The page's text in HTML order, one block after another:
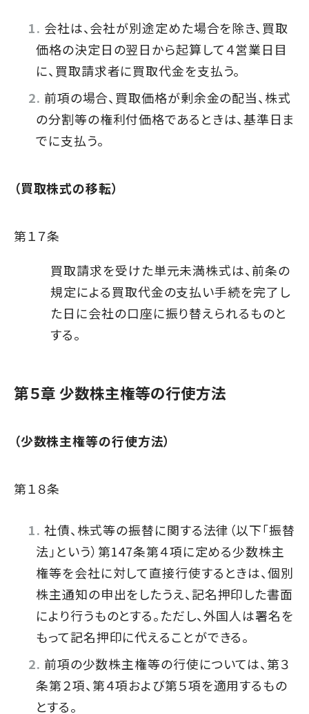
会社は、会社が別途定めた場合を除き、買取
価格の決定日の翌日から起算して４営業日目
に、買取請求者に買取代金を支払う。
前項の場合、買取価格が剰余金の配当、株式
の分割等の権利付価格であるときは、基準日ま
でに支払う。
（買取株式の移転）
第１７条
買取請求を受けた単元未満株式は、前条の
規定による買取代金の支払い手続を完了し
た日に会社の口座に振り替えられるものと
する。
第５章 少数株主権等の行使方法
（少数株主権等の行使方法）
第１８条
社債、株式等の振替に関する法律（以下｢振替
法｣という）第147条第４項に定める少数株主
権等を会社に対して直接行使するときは、個別
株主通知の申出をしたうえ、記名押印した書面
により行うものとする。ただし、外国人は署名を
もって記名押印に代えることができる。
前項の少数株主権等の行使については、第３
条第２項、第４項および第５項を適用するもの
とする。